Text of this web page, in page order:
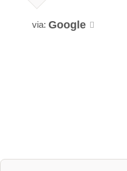
via: Google